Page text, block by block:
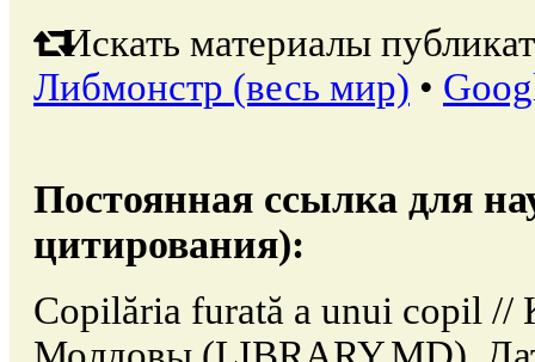
Искать материалы
Либмонстр (весь мир) •
Постоянная ссылка для
цитирования):
Copilăria furată a unui copil //